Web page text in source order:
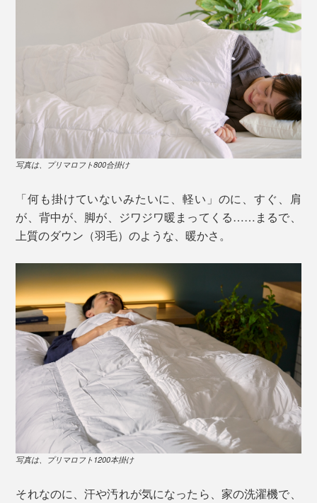
写真は、プリマロフト800合掛け
「何も掛けていないみたいに、軽い」のに、すぐ、肩
が、背中が、脚が、ジワジワ暖まってくる……まるで、
上質のダウン（羽毛）のような、暖かさ。
写真は、プリマロフト1200本掛け
それなのに、汗や汚れが気になったら、家の洗濯機で、